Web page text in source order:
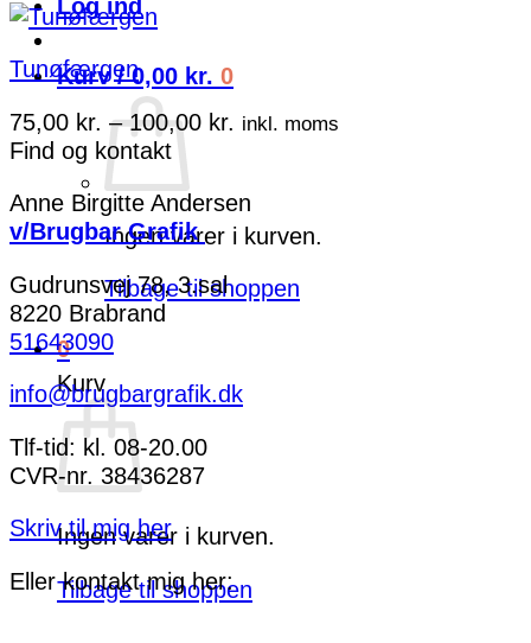
Log ind
Kurv /0,00 kr. 0
Ingen varer i kurven.
Tilbage til shoppen
0
Kurv
Ingen varer i kurven.
Tilbage til shoppen
Tunøfærgen
75,00 kr. – 100,00 kr. Prisinterval:
100,00 kr.
inkl. moms
Find og kontakt
Anne Birgitte Andersen
v/Brugbar Grafik
Gudrunsvej 78, 3.sal
8220 Brabrand
51643090
info@brugbargrafik.dk
Tlf-tid: kl. 08-20.00
CVR-nr. 38436287
Skriv til mig her
Eller kontakt mig her: